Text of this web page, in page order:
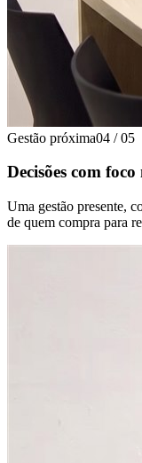
Gestão próxima04 / 05
Decisões com
Uma gestão presente,
de quem compra para